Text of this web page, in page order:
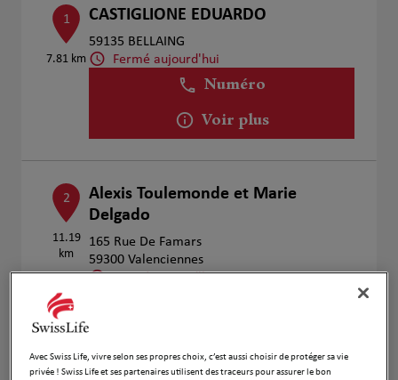
1
7.81 km
CASTIGLIONE EDUARDO
59135 BELLAING
Fermé aujourd'hui
Numéro
Voir plus
2
11.19
km
Alexis Toulemonde et Marie
Delgado
165 Rue De Famars
59300 Valenciennes
Fermé aujourd'hui
Avec Swiss Life, vivre selon ses propres choix, c’est aussi choisir de protéger sa vie
privée ! Swiss Life et ses partenaires utilisent des traceurs pour assurer le bon